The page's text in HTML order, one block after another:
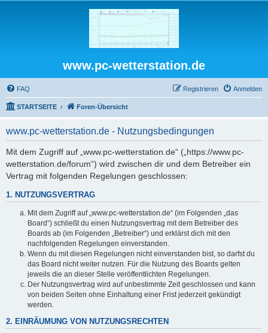
www.pc-wetterstation.de
FAQ Anmelden
Registrieren
STARTSEITE Foren-Übersicht
www.pc-wetterstation.de - Nutzungsbedingungen
Mit dem Zugriff auf „www.pc-wetterstation.de“ („https://www.pc-
wetterstation.de/forum“) wird zwischen dir und dem Betreiber ein
Vertrag mit folgenden Regelungen geschlossen:
1. NUTZUNGSVERTRAG
Mit dem Zugriff auf „www.pc-wetterstation.de“ (im Folgenden „das
Board“) schließt du einen Nutzungsvertrag mit dem Betreiber des
Boards ab (im Folgenden „Betreiber“) und erklärst dich mit den
nachfolgenden Regelungen einverstanden.
Wenn du mit diesen Regelungen nicht einverstanden bist, so darfst du
das Board nicht weiter nutzen. Für die Nutzung des Boards gelten
jeweils die an dieser Stelle veröffentlichten Regelungen.
Der Nutzungsvertrag wird auf unbestimmte Zeit geschlossen und kann
von beiden Seiten ohne Einhaltung einer Frist jederzeit gekündigt
werden.
2. EINRÄUMUNG VON NUTZUNGSRECHTEN